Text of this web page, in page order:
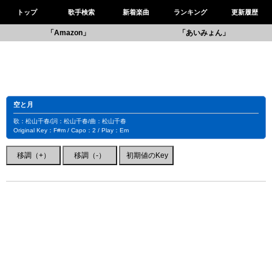
トップ 歌手検索 新着楽曲 ランキング 更新履歴
「Amazon」 「あいみょん」
空と月
歌：松山千春/詞：松山千春/曲：松山千春
Original Key：F#m / Capo：2 / Play：Em